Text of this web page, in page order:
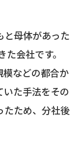
と母体があった
会社です。
などの都合か
いた手法をその
たため、分社後